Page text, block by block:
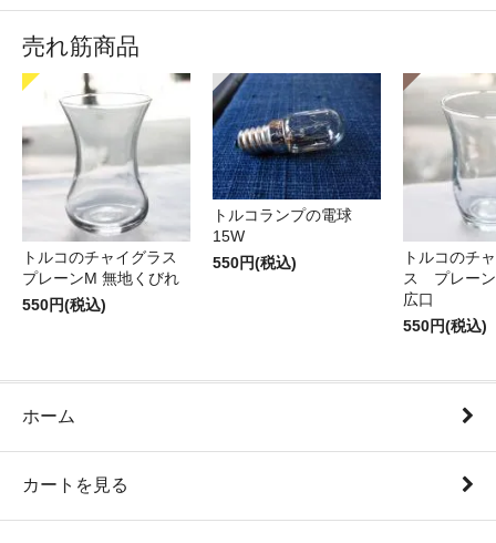
売れ筋商品
トルコのチャイグラス
プレーンM 無地くびれ
550円(税込)
トルコランプの電球
15W
550円(税込)
トルコのチ
ス プレー
広口
550円(税込)
ホーム
カートを見る